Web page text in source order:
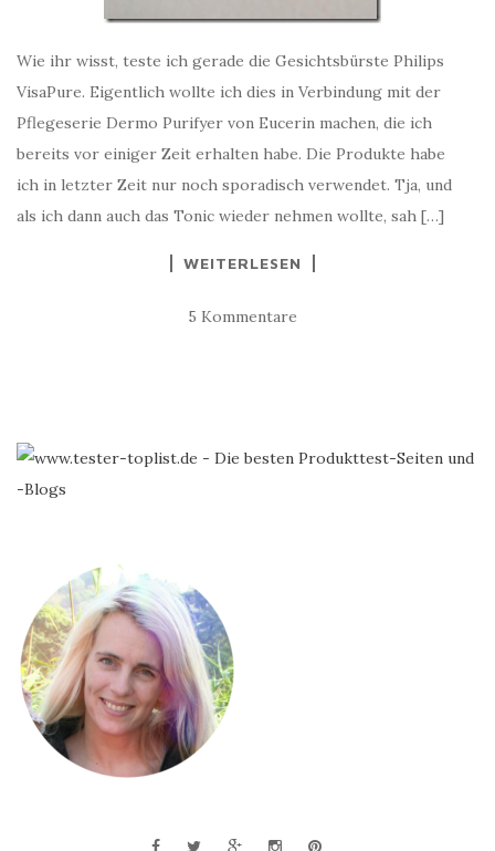
Wie ihr wisst, teste ich gerade die Gesichtsbürste Philips
VisaPure. Eigentlich wollte ich dies in Verbindung mit der
Pflegeserie Dermo Purifyer von Eucerin machen, die ich
bereits vor einiger Zeit erhalten habe. Die Produkte habe
ich in letzter Zeit nur noch sporadisch verwendet. Tja, und
als ich dann auch das Tonic wieder nehmen wollte, sah […]
WEITERLESEN
5 Kommentare